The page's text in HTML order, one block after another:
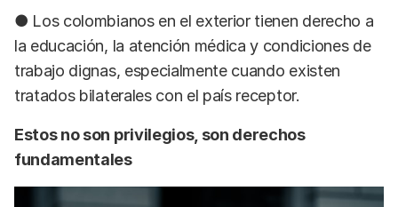
● Los colombianos en el exterior tienen derecho a
la educación, la atención médica y condiciones de
trabajo dignas, especialmente cuando existen
tratados bilaterales con el país receptor.
Estos no son privilegios, son derechos
fundamentales